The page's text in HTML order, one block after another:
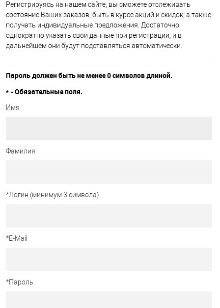
Регистрируясь на нашем сайте, вы сможете отслеживать
состояние Ваших заказов, быть в курсе акций и скидок, а также
получать индивидуальные предложения. Достаточно
однократно указать свои данные при регистрации, и в
дальнейшем они будут подставляться автоматически.
Пароль должен быть не менее 0 символов длиной.
* - Обязательные поля.
Имя
Фамилия
*Логин (минимум 3 символа)
*E-Mail
*Пароль